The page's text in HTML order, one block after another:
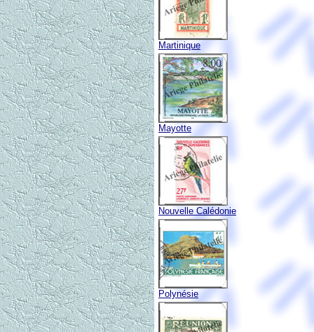
Martinique
Mayotte
Nouvelle Calédonie
Polynésie